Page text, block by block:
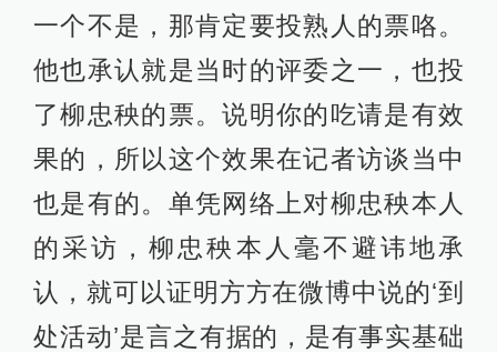
一个不是，那肯定要投熟人的票咯。
他也承认就是当时的评委之一，也投
了柳忠秧的票。说明你的吃请是有效
果的，所以这个效果在记者访谈当中
也是有的。单凭网络上对柳忠秧本人
的采访，柳忠秧本人毫不避讳地承
认，就可以证明方方在微博中说的‘到
处活动’是言之有据的，是有事实基础